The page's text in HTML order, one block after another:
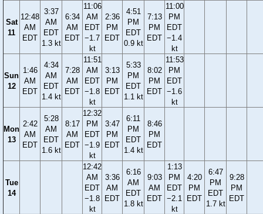
Sat
11
12:48
AM
EDT
3:37
AM
EDT
1.3 kt
6:34
AM
EDT
11:06
AM
EDT
−1.7
kt
2:36
PM
EDT
4:51
PM
EDT
0.9 kt
7:13
PM
EDT
11:00
PM
EDT
−1.4
kt
Sun
12
1:46
AM
EDT
4:34
AM
EDT
1.4 kt
7:28
AM
EDT
11:51
AM
EDT
−1.8
kt
3:13
PM
EDT
5:33
PM
EDT
1.1 kt
8:02
PM
EDT
11:53
PM
EDT
−1.6
kt
Mon
13
2:42
AM
EDT
5:28
AM
EDT
1.6 kt
8:17
AM
EDT
12:32
PM
EDT
−1.9
kt
3:47
PM
EDT
6:11
PM
EDT
1.4 kt
8:46
PM
EDT
Tue
14
12:42
AM
EDT
−1.8
kt
3:36
AM
EDT
6:16
AM
EDT
1.8 kt
9:03
AM
EDT
1:13
PM
EDT
−2.1
kt
4:20
PM
EDT
6:47
PM
EDT
1.7 kt
9:28
PM
EDT